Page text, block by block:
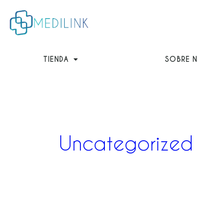
contenido
TIENDA SOBRE
Uncategorized